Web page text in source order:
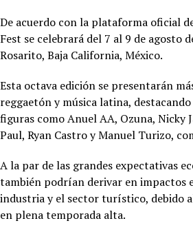
De acuerdo con la plataforma oficial
Fest se celebrará del 7 al 9 de agosto
Rosarito, Baja California, México.
Esta octava edición se presentarán
reggaetón y música latina,
figuras como Anuel AA, Ozuna, Nicky
Paul, Ryan Castro y Manuel Turizo,
A la par de las grandes expectativas
también podrían derivar en impactos
industria y el sector turístico, debido
en plena temporada alta.